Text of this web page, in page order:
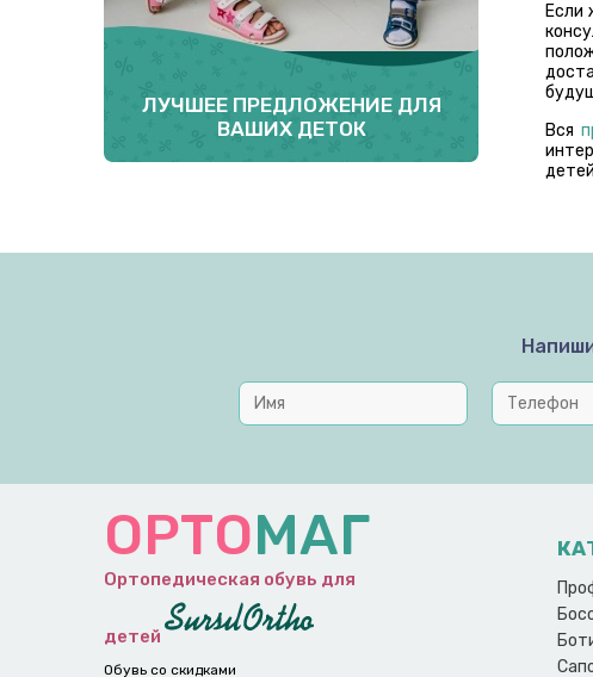
Если
Вся
ЛУЧШЕЕ ПРЕДЛОЖЕНИЕ ДЛЯ
ВАШИХ ДЕТОК
ОРТОМАГ
Ортопедическая обувь для
детей
Обувь со скидками